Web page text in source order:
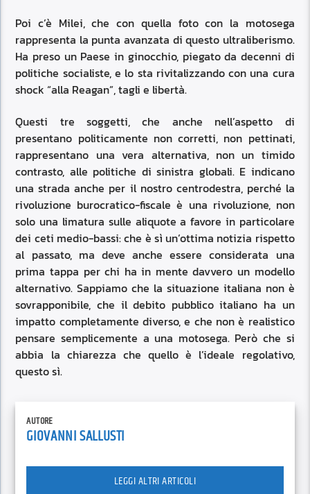
Poi c’è Milei, che con quella foto con la motosega
rappresenta la punta avanzata di questo ultraliberismo.
Ha preso un Paese in ginocchio, piegato da decenni di
politiche socialiste, e lo sta rivitalizzando con una cura
shock “alla Reagan”, tagli e libertà.
Questi tre soggetti, che anche nell’aspetto di
presentano politicamente non corretti, non pettinati,
rappresentano una vera alternativa, non un timido
contrasto, alle politiche di sinistra globali. E indicano
una strada anche per il nostro centrodestra, perché la
rivoluzione burocratico-fiscale è una rivoluzione, non
solo una limatura sulle aliquote a favore in particolare
dei ceti medio-bassi: che è sì un’ottima notizia rispetto
al passato, ma deve anche essere considerata una
prima tappa per chi ha in mente davvero un modello
alternativo. Sappiamo che la situazione italiana non è
sovrapponibile, che il debito pubblico italiano ha un
impatto completamente diverso, e che non è realistico
pensare semplicemente a una motosega. Però che si
abbia la chiarezza che quello è l’ideale regolativo,
questo sì.
AUTORE
GIOVANNI SALLUSTI
LEGGI ALTRI ARTICOLI